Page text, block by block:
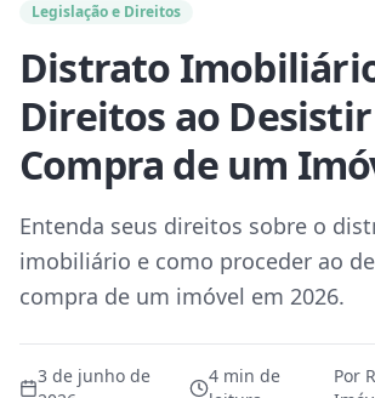
Legislação e Direitos
Distrato
Direitos ao
Compra de um
Entenda seus direitos sobre o
imobiliário e como proceder ao
compra de um imóvel em 2026.
3 de junho de
4min de
Por